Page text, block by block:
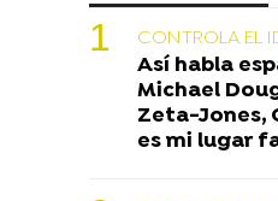
CONTROLA EL
Así habla
Michael
Zeta-Jones,
es mi lugar